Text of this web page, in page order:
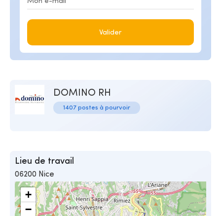
Valider
DOMINO RH
1407 postes à pourvoir
Lieu de travail
06200 Nice
+
−